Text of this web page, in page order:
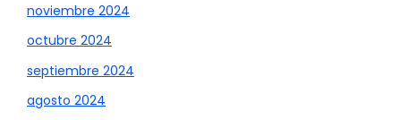
noviembre 2024
octubre 2024
septiembre 2024
agosto 2024